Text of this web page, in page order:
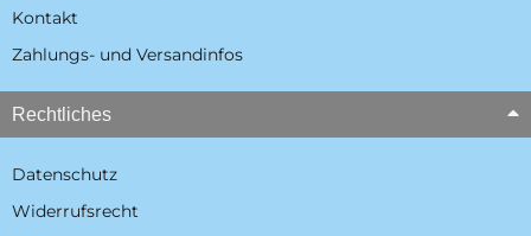
Kontakt
Zahlungs- und Versandinfos
Rechtliches
Datenschutz
Widerrufsrecht